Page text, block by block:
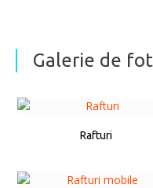
Galerie de
Rafturi